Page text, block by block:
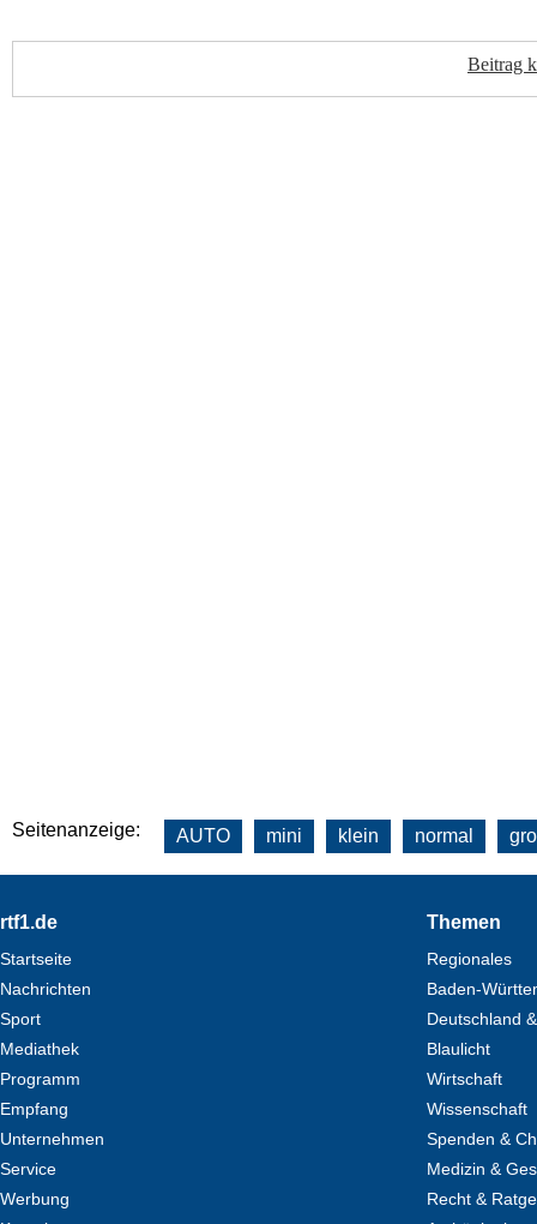
Beitrag
Seitenanzeige: AUTO mini klein normal
Footer
rtf1.de
Startseite
Nachrichten
Sport
Mediathek
Programm
Empfang
Unternehmen
Service
Werbung
Themen
Regionales
Baden-
Deutschland
Blaulicht
Wirtschaft
Wissenschaft
Spenden &
Medizin &
Recht &